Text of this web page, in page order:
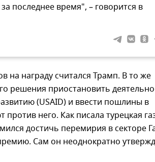
последнее время", – говорится в
на награду считался Трамп. В то же
решения приостановить
(USAID) и ввести пошлины в
него. Как писала турецкая
достичь перемирия в секторе
Сам он неоднократно